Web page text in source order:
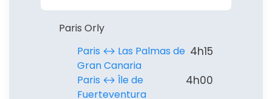
Paris Orly
Paris ↔︎ Las Palmas de
Gran Canaria
4h15
Paris ↔︎ Île de
Fuerteventura
4h00